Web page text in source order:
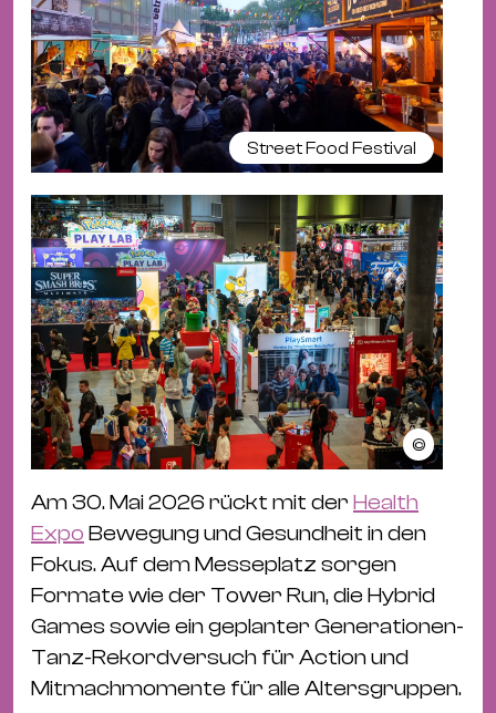
Street Food Festival
©
Am 30. Mai 2026 rückt mit der Health
Expo Bewegung und Gesundheit in den
Fokus. Auf dem Messeplatz sorgen
Formate wie der Tower Run, die Hybrid
Games sowie ein geplanter Generationen-
Tanz-Rekordversuch für Action und
Mitmachmomente für alle Altersgruppen.